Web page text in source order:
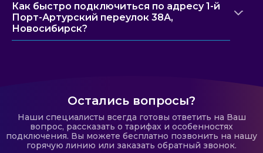
Как быстро подключиться по адресу 1-й
Порт-Артурский переулок 38А,
Новосибирск?
Остались вопросы?
Наши специалисты всегда готовы ответить на Ваш
вопрос, рассказать о тарифах и особенностях
подключения. Вы можете бесплатно позвонить на нашу
горячую линию или заказать обратный звонок.